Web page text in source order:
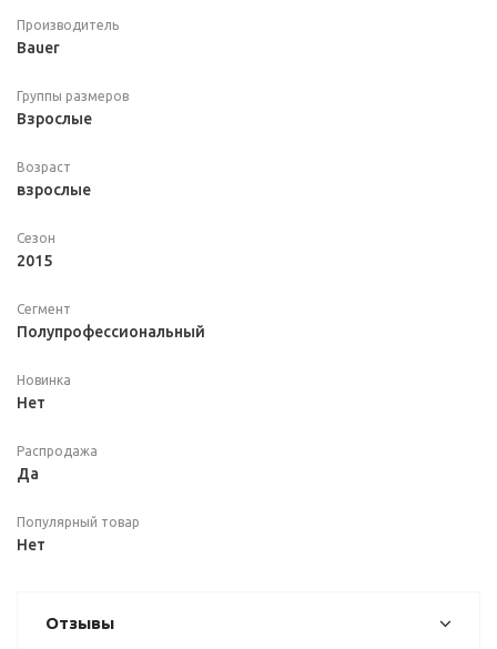
Производитель
Bauer
Группы размеров
Взрослые
Возраст
взрослые
Сезон
2015
Сегмент
Полупрофессиональный
Новинка
Нет
Распродажа
Да
Популярный товар
Нет
Отзывы